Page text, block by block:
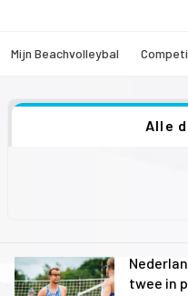
Mijn Beachvolleybal
Alle
twee in